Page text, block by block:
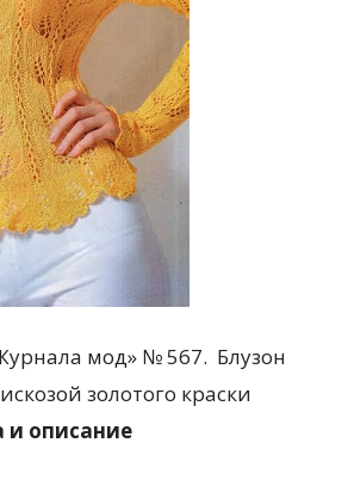
мод» № 567. Блузон
золотого краски
и описание